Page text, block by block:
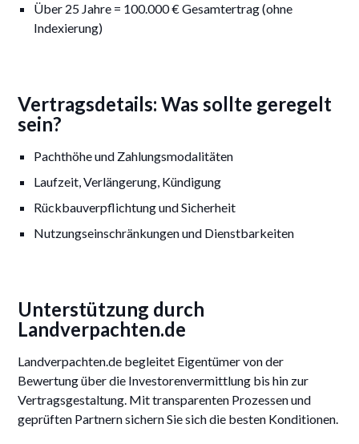
Über 25 Jahre = 100.000 € Gesamtertrag (ohne
Indexierung)
Vertragsdetails: Was sollte geregelt
sein?
Pachthöhe und Zahlungsmodalitäten
Laufzeit, Verlängerung, Kündigung
Rückbauverpflichtung und Sicherheit
Nutzungseinschränkungen und Dienstbarkeiten
Unterstützung durch
Landverpachten.de
Landverpachten.de begleitet Eigentümer von der
Bewertung über die Investorenvermittlung bis hin zur
Vertragsgestaltung. Mit transparenten Prozessen und
geprüften Partnern sichern Sie sich die besten Konditionen.